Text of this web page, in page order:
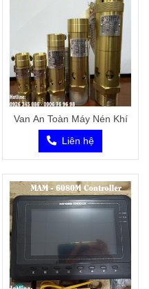
Van An Toàn Máy Nén Khí
Liên hệ